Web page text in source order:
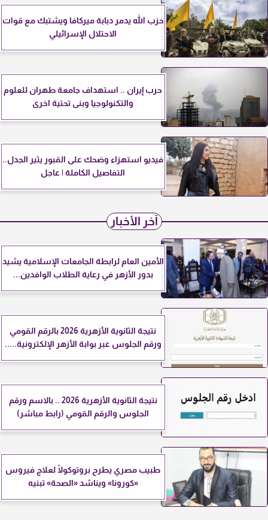
حزب الله يدمر دبابة ميركافا ويشتبك مع قوات
الاحتلال الإسرائيلي
حرب إيران .. استهداف جامعة طهران للعلوم
والتكنولوجيا وبنى تحتية اخرى
فيديو استهزاء وضحك على القبور يثير الجدل..
التفاصيل الكاملة | عاجل
آخر الأخبار
الأمين العام لرابطة الجامعات الإسلامية يشيد
بدور الأزهر في رعاية الطلاب الوافدين...
نتيجة الثانوية الأزهرية 2026 بالرقم القومي
ورقم الجلوس عبر بوابة الأزهر الإلكترونية.....
نتيجة الثانوية الأزهرية 2026 .. بالاسم ورقم
الجلوس والرقم القومي (رابط مباشر)
طبيب مصري يطرح بروتوكولًا لعلاج فيروس
«كورونا» ويناشد «الصحة» تبنيه